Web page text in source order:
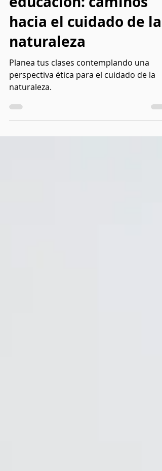
Valoración ética en la
educación: caminos
hacia el cuidado de la
naturaleza
perspectiva ética para el cuidado de la
naturaleza.